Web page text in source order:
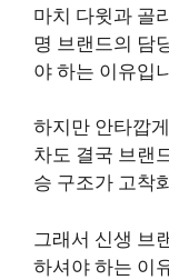
마치 다윗과 골
명 브랜드의 담
야 하는 이유입
하지만 안타깝
차도 결국 브랜
승 구조가 고착
그래서 신생 브
하셔야 하는 이